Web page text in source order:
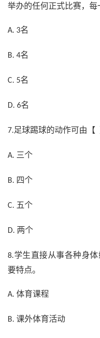
举办的任何正式比赛，每
A. 3名
B. 4名
C. 5名
D. 6名
7.足球踢球的动作可由【
A. 三个
B. 四个
C. 五个
D. 两个
8.学生直接从事各种身
要特点。
A. 体育课程
B. 课外体育活动